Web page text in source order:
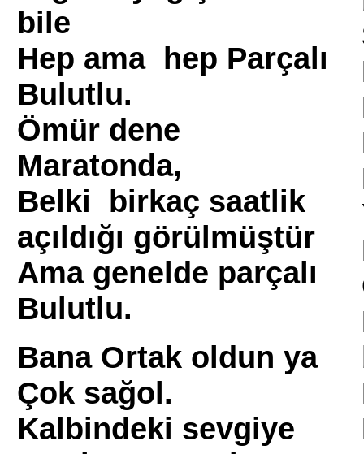
bile
Hep ama hep Parçalı
Bulutlu.
Ömür dene
Maratonda,
Belki birkaç saatlik
açıldığı görülmüştür
Ama genelde parçalı
Bulutlu.
Bana Ortak oldun ya
Çok sağol.
Kalbindeki sevgiye